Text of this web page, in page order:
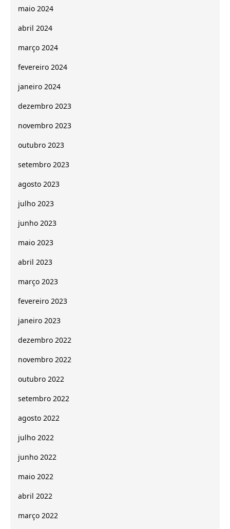
maio 2024
abril 2024
março 2024
fevereiro 2024
janeiro 2024
dezembro 2023
novembro 2023
outubro 2023
setembro 2023
agosto 2023
julho 2023
junho 2023
maio 2023
abril 2023
março 2023
fevereiro 2023
janeiro 2023
dezembro 2022
novembro 2022
outubro 2022
setembro 2022
agosto 2022
julho 2022
junho 2022
maio 2022
abril 2022
março 2022